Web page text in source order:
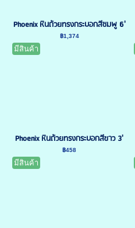
Phoenix หินถ้วยทรงกระบอกสีชมพู 6'
฿1,374
มีสินค้า
Phoenix หินถ้วยทรงกระบอกสีขาว 3'
฿458
มีสินค้า